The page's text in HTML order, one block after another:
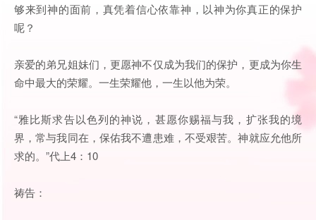
够来到神的面前，真凭着信心依靠神，以神为你真正的保护
呢？
亲爱的弟兄姐妹们，更愿神不仅成为我们的保护，更成为你生
命中最大的荣耀。一生荣耀他，一生以他为荣。
“雅比斯求告以色列的神说，甚愿你赐福与我，扩张我的境
界，常与我同在，保佑我不遭患难，不受艰苦。神就应允他所
求的。”代上4：10
祷告：